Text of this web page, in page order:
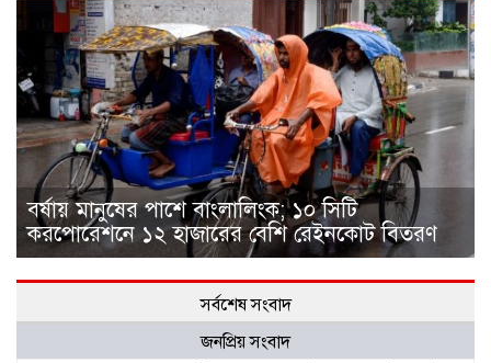
বর্ষায় মানুষের পাশে বাংলালিংক; ১০ সিটি
করপোরেশনে ১২ হাজারের বেশি রেইনকোট বিতরণ
সর্বশেষ সংবাদ
জনপ্রিয় সংবাদ